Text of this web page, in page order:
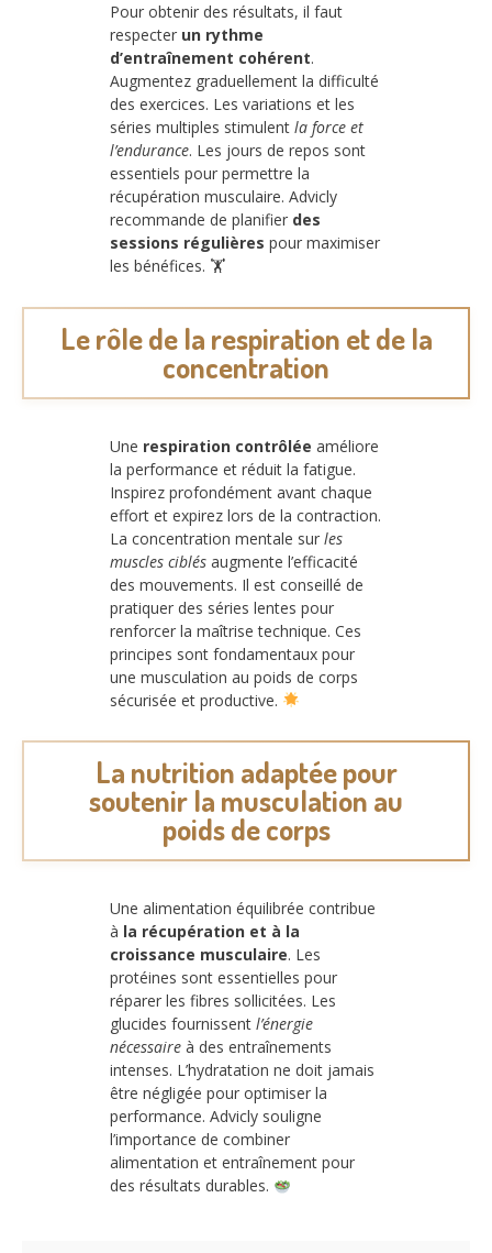
Pour obtenir des résultats, il faut
respecter un rythme
d’entraînement cohérent.
Augmentez graduellement la difficulté
des exercices. Les variations et les
séries multiples stimulent la force et
l’endurance. Les jours de repos sont
essentiels pour permettre la
récupération musculaire. Advicly
recommande de planifier des
sessions régulières pour maximiser
les bénéfices. 🏋️
Le rôle de la respiration et de la
concentration
Une respiration contrôlée améliore
la performance et réduit la fatigue.
Inspirez profondément avant chaque
effort et expirez lors de la contraction.
La concentration mentale sur les
muscles ciblés augmente l’efficacité
des mouvements. Il est conseillé de
pratiquer des séries lentes pour
renforcer la maîtrise technique. Ces
principes sont fondamentaux pour
une musculation au poids de corps
sécurisée et productive.
La nutrition adaptée pour
soutenir la musculation au
poids de corps
Une alimentation équilibrée contribue
à la récupération et à la
croissance musculaire. Les
protéines sont essentielles pour
réparer les fibres sollicitées. Les
glucides fournissent l’énergie
nécessaire à des entraînements
intenses. L’hydratation ne doit jamais
être négligée pour optimiser la
performance. Advicly souligne
l’importance de combiner
alimentation et entraînement pour
des résultats durables.